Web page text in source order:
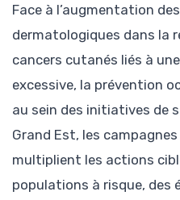
Face à l’augmentation
dermatologiques dans la
cancers cutanés liés à
excessive, la prévention
au sein des initiatives de
Grand Est, les
multiplient les actions
populations à risque, des